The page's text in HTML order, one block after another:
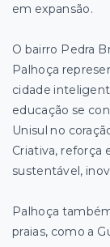
em expansão.
O bairro Pedra
Palhoça
cidade
educação se
Unisul no
Criativa, reforça
sustentável,
Palhoça
praias, como a